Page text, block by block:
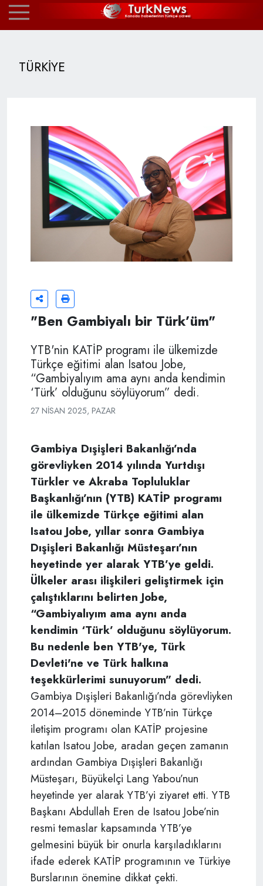
TÜRKİYE
"Ben Gambiyalı bir Türk’üm"
YTB'nin KATİP programı ile ülkemizde
Türkçe eğitimi alan Isatou Jobe,
“Gambiyalıyım ama aynı anda kendimin
‘Türk’ olduğunu söylüyorum” dedi.
27 NISAN 2025, PAZAR
Gambiya Dışişleri Bakanlığı’nda
görevliyken 2014 yılında Yurtdışı
Türkler ve Akraba Topluluklar
Başkanlığı’nın (YTB) KATİP programı
ile ülkemizde Türkçe eğitimi alan
Isatou Jobe, yıllar sonra Gambiya
Dışişleri Bakanlığı Müsteşarı’nın
heyetinde yer alarak YTB’ye geldi.
Ülkeler arası ilişkileri geliştirmek için
çalıştıklarını belirten Jobe,
“Gambiyalıyım ama aynı anda
kendimin ‘Türk’ olduğunu söylüyorum.
Bu nedenle ben YTB'ye, Türk
Devleti'ne ve Türk halkına
teşekkürlerimi sunuyorum” dedi.
Gambiya Dışişleri Bakanlığı’nda görevliyken
2014–2015 döneminde YTB’nin Türkçe
iletişim programı olan KATİP projesine
katılan Isatou Jobe, aradan geçen zamanın
ardından Gambiya Dışişleri Bakanlığı
Müsteşarı, Büyükelçi Lang Yabou’nun
heyetinde yer alarak YTB’yi ziyaret etti. YTB
Başkanı Abdullah Eren de Isatou Jobe’nin
resmi temaslar kapsamında YTB’ye
gelmesini büyük bir onurla karşıladıklarını
ifade ederek KATİP programının ve Türkiye
Burslarının önemine dikkat çekti.